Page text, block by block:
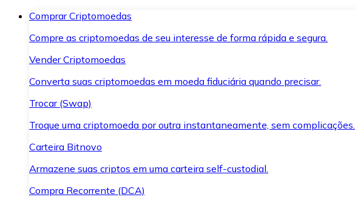
Comprar Criptomoedas
Compre as criptomoedas de seu interesse de forma rápida e segura.
Vender Criptomoedas
Converta suas criptomoedas em moeda fiduciária quando precisar.
Trocar (Swap)
Troque uma criptomoeda por outra instantaneamente, sem complicações.
Carteira Bitnovo
Armazene suas criptos em uma carteira self-custodial.
Compra Recorrente (DCA)